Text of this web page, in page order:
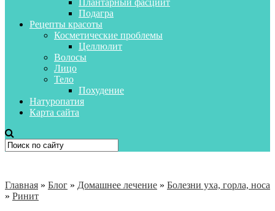
Плантарный фасциит
Подагра
Рецепты красоты
Косметические проблемы
Целлюлит
Волосы
Лицо
Тело
Похудение
Натуропатия
Карта сайта
Главная » Блог » Домашнее лечение » Болезни уха, горла, носа
» Ринит